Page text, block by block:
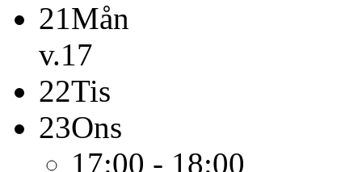
21Mån
v.17
22Tis
23Ons
17:00 - 18:00